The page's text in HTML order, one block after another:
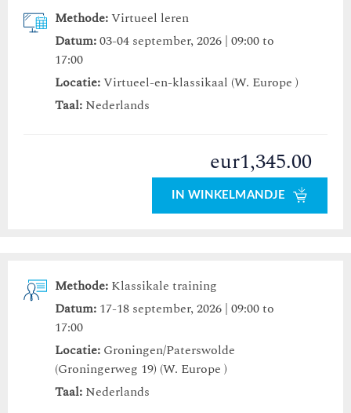
Methode:Virtueel leren
Datum:03-04 september, 2026 | 09:00 to
17:00
Locatie:Virtueel-en-klassikaal (W. Europe )
Taal: Nederlands
eur1,345.00
IN WINKELMANDJE
Methode: Klassikale training
Datum: 17-18 september, 2026 | 09:00 to
17:00
Locatie: Groningen/Paterswolde
(Groningerweg 19) (W. Europe )
Taal: Nederlands